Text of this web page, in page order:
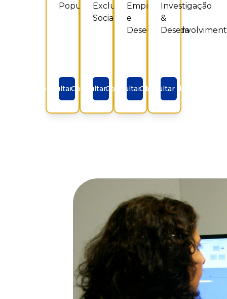
Populacional
Consultar dados
Exclusão
Social
Consultar dados
Empregada
e
Desempregada
Consultar dados
Investigação
&
Consultar dados